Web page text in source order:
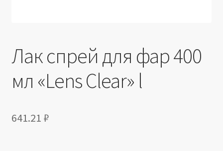
Лак спрей для фар 400
мл «Lens Clear» l
641.21 ₽